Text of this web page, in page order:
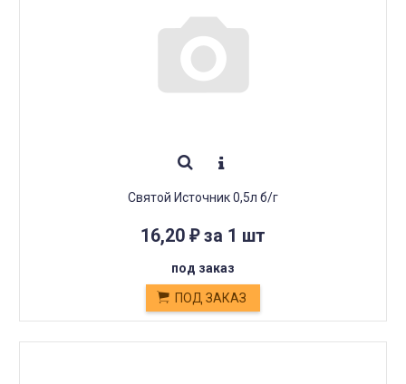
Святой Источник 0,5л б/г
16,20 ₽за 1 шт
под заказ
ПОД ЗАКАЗ